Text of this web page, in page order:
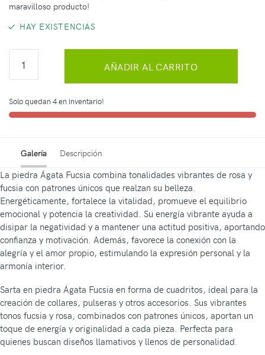
maravilloso producto!
HAY EXISTENCIAS
AÑADIR AL CARRITO
Solo quedan 4 en inventario!
Galería Descripción
La piedra Ágata Fucsia combina tonalidades vibrantes de rosa y
fucsia con patrones únicos que realzan su belleza.
Energéticamente, fortalece la vitalidad, promueve el equilibrio
emocional y potencia la creatividad. Su energía vibrante ayuda a
disipar la negatividad y a mantener una actitud positiva, aportando
confianza y motivación. Además, favorece la conexión con la
alegría y el amor propio, estimulando la expresión personal y la
armonía interior.
Sarta en piedra Ágata Fucsia en forma de cuadritos, ideal para la
creación de collares, pulseras y otros accesorios. Sus vibrantes
tonos fucsia y rosa, combinados con patrones únicos, aportan un
toque de energía y originalidad a cada pieza. Perfecta para
quienes buscan diseños llamativos y llenos de personalidad.